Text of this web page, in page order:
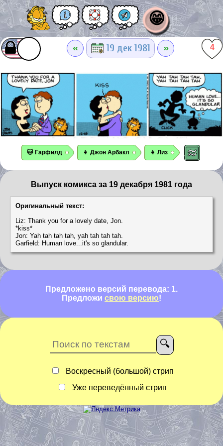
😁
« 19 дек 1981 » 4
🐱 Гарфилд 👦 Джон Арбакл 👧 Лиз
Выпуск комикса за 19 декабря 1981 года
Оригинальный текст:
Liz: Thank you for a lovely date, Jon.
*kiss*
Jon: Yah tah tah tah, yah tah tah tah.
Garfield: Human love...it's so glandular.
Предложено версий перевода: 1.
Предложи свою версию!
Воскресный (большой) стрип
Уже переведённый стрип